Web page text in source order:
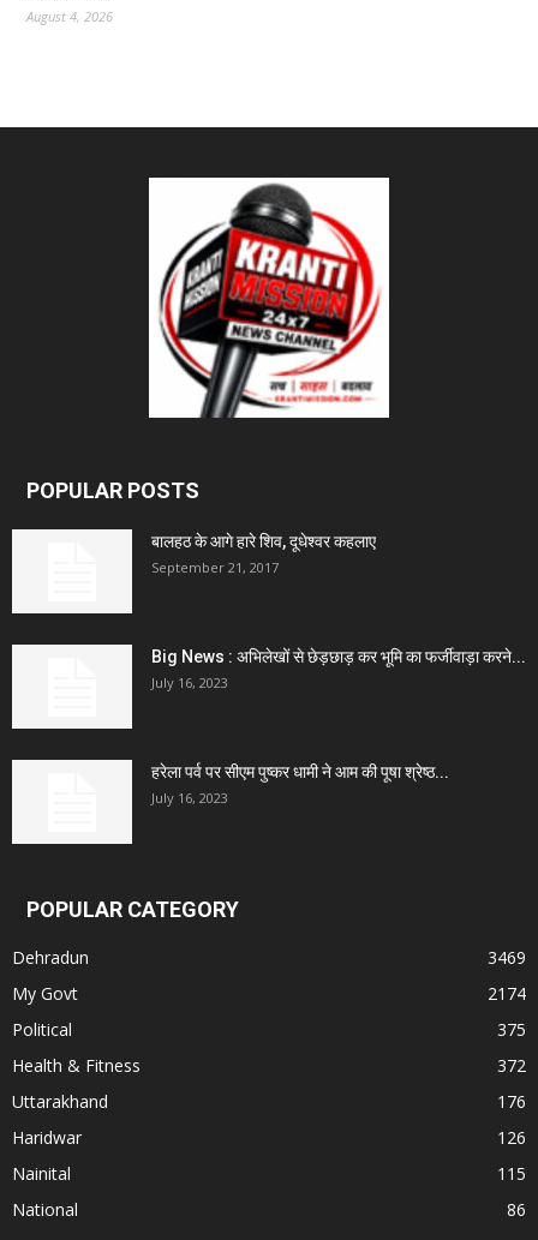
August 4, 2026
POPULAR POSTS
बालहठ के आगे हारे शिव, दूधेश्वर कहलाए
September 21, 2017
Big News : अभिलेखों से छेड़छाड़ कर भूमि का फर्जीवाड़ा करने...
July 16, 2023
हरेला पर्व पर सीएम पुष्कर धामी ने आम की पूषा श्रेष्ठ...
July 16, 2023
POPULAR CATEGORY
Dehradun
3469
My Govt
2174
Political
375
Health & Fitness
372
Uttarakhand
176
Haridwar
126
Nainital
115
National
86